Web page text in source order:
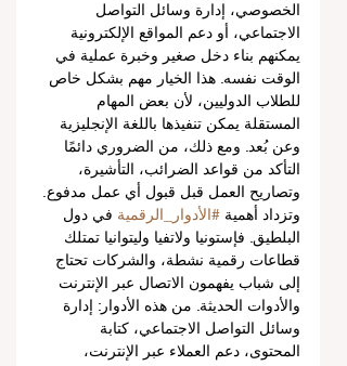
الخصوصي، إدارة وسائل التواصل
الاجتماعي، أو دعم المواقع الإلكترونية
يمكنهم بناء دخل صغير وخبرة عملية في
الوقت نفسه. هذا الخيار مهم بشكل خاص
للطلاب الدوليين، لأن بعض المهام
المستقلة يمكن تنفيذها باللغة الإنجليزية
وعن بُعد. ومع ذلك، من الضروري دائمًا
التأكد من قواعد الضرائب، التأشيرة،
وتصاريح العمل قبل قبول أي عمل مدفوع.
وتزداد أهمية #الأدوار_الرقمية في دول
البلطيق. فإستونيا ولاتفيا وليتوانيا تمتلك
قطاعات رقمية نشطة، والشركات تحتاج
إلى شباب يفهمون الاتصال عبر الإنترنت
والأدوات الحديثة. من هذه الأدوار: إدارة
وسائل التواصل الاجتماعي، كتابة
المحتوى، دعم العملاء عبر الإنترنت،